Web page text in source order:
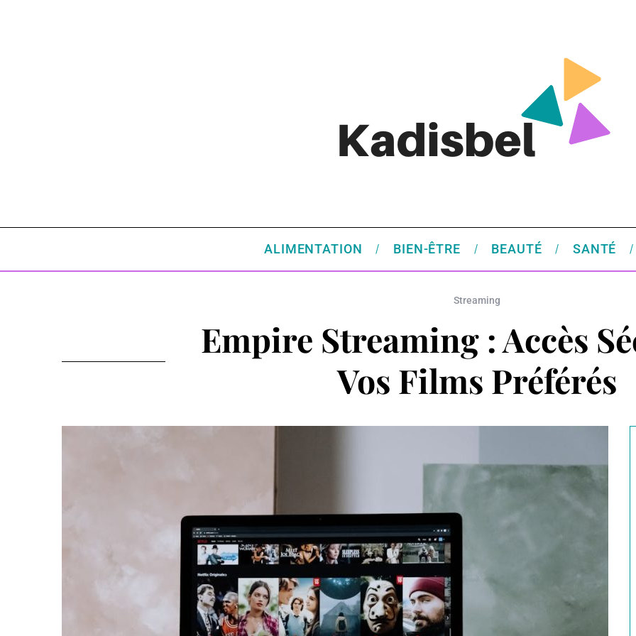
ALIMENTATION BIEN-ÊTRE BEAUTÉ SANTÉ
Streaming
Empire Streaming : Accès
Vos Films Préférés